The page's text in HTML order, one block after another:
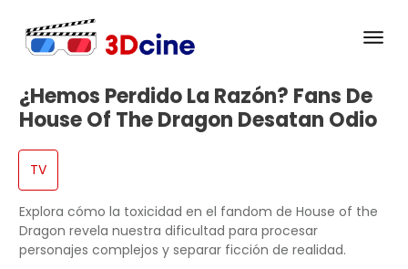
¿Hemos Perdido La Razón? Fans De
House Of The Dragon Desatan Odio
TV
Explora cómo la toxicidad en el fandom de House of the
Dragon revela nuestra dificultad para procesar
personajes complejos y separar ficción de realidad.